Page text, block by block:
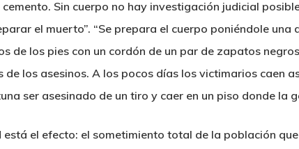
Sin cuerpo no hay investigación judicial
el muerto”. “Se prepara el cuerpo poniéndole
de los pies con un cordón de un par de zapatos
los asesinos. A los pocos días los victimarios caen
ser asesinado de un tiro y caer en un piso donde la
el efecto: el sometimiento total de la población